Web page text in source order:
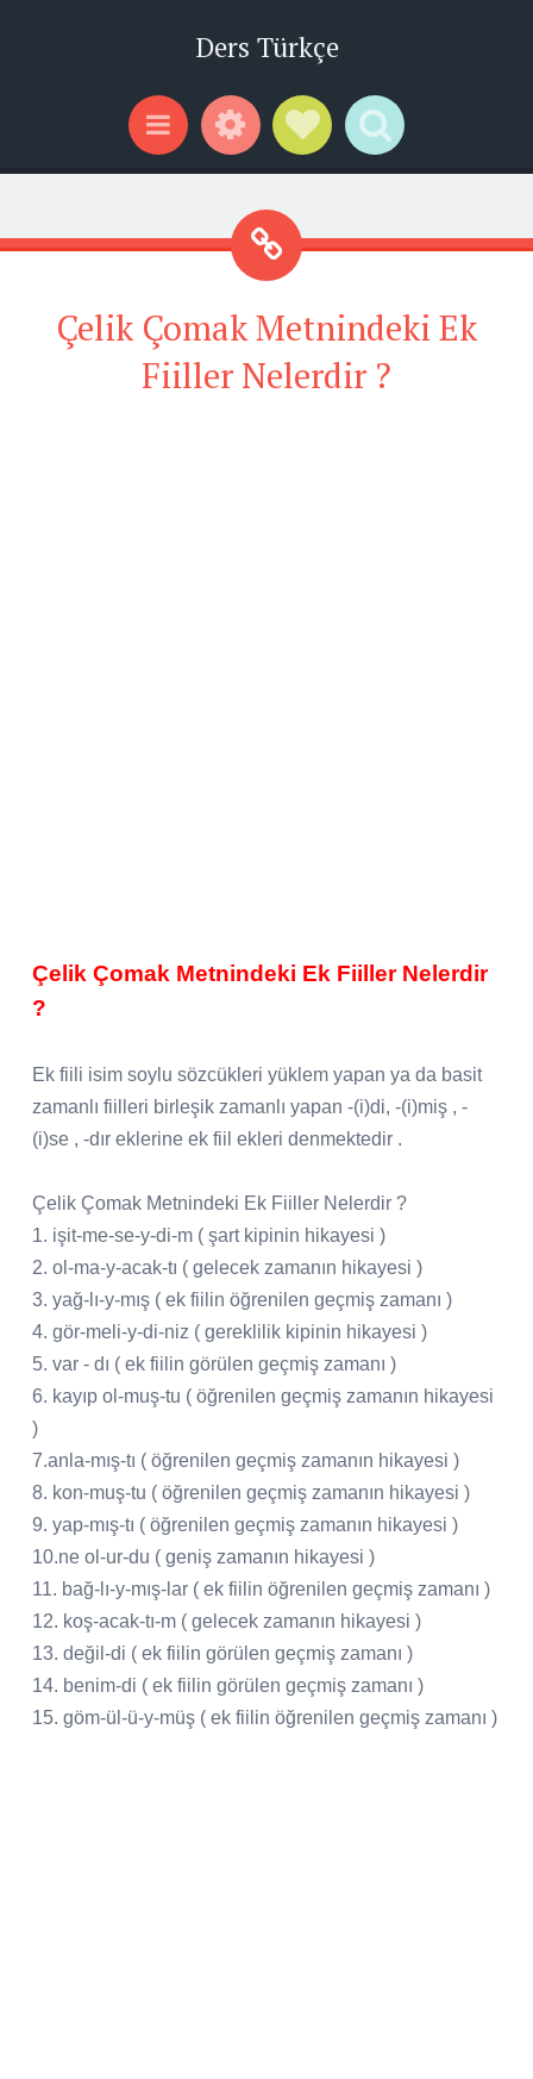
Ders Türkçe
Menu WidgetsSocial Links
Search
Çelik Çomak Metnindeki Ek
Fiiller Nelerdir ?
Çelik Çomak Metnindeki Ek Fiiller Nelerdir
?
Ek fiili isim soylu sözcükleri yüklem yapan ya da basit
zamanlı fiilleri birleşik zamanlı yapan -(i)di, -(i)miş , -
(i)se , -dır eklerine ek fiil ekleri denmektedir .
Çelik Çomak Metnindeki Ek Fiiller Nelerdir ?
1. işit-me-se-y-di-m ( şart kipinin hikayesi )
2. ol-ma-y-acak-tı ( gelecek zamanın hikayesi )
3. yağ-lı-y-mış ( ek fiilin öğrenilen geçmiş zamanı )
4. gör-meli-y-di-niz ( gereklilik kipinin hikayesi )
5. var - dı ( ek fiilin görülen geçmiş zamanı )
6. kayıp ol-muş-tu ( öğrenilen geçmiş zamanın hikayesi
)
7.anla-mış-tı ( öğrenilen geçmiş zamanın hikayesi )
8. kon-muş-tu ( öğrenilen geçmiş zamanın hikayesi )
9. yap-mış-tı ( öğrenilen geçmiş zamanın hikayesi )
10.ne ol-ur-du ( geniş zamanın hikayesi )
11. bağ-lı-y-mış-lar ( ek fiilin öğrenilen geçmiş zamanı )
12. koş-acak-tı-m ( gelecek zamanın hikayesi )
13. değil-di ( ek fiilin görülen geçmiş zamanı )
14. benim-di ( ek fiilin görülen geçmiş zamanı )
15. göm-ül-ü-y-müş ( ek fiilin öğrenilen geçmiş zamanı )